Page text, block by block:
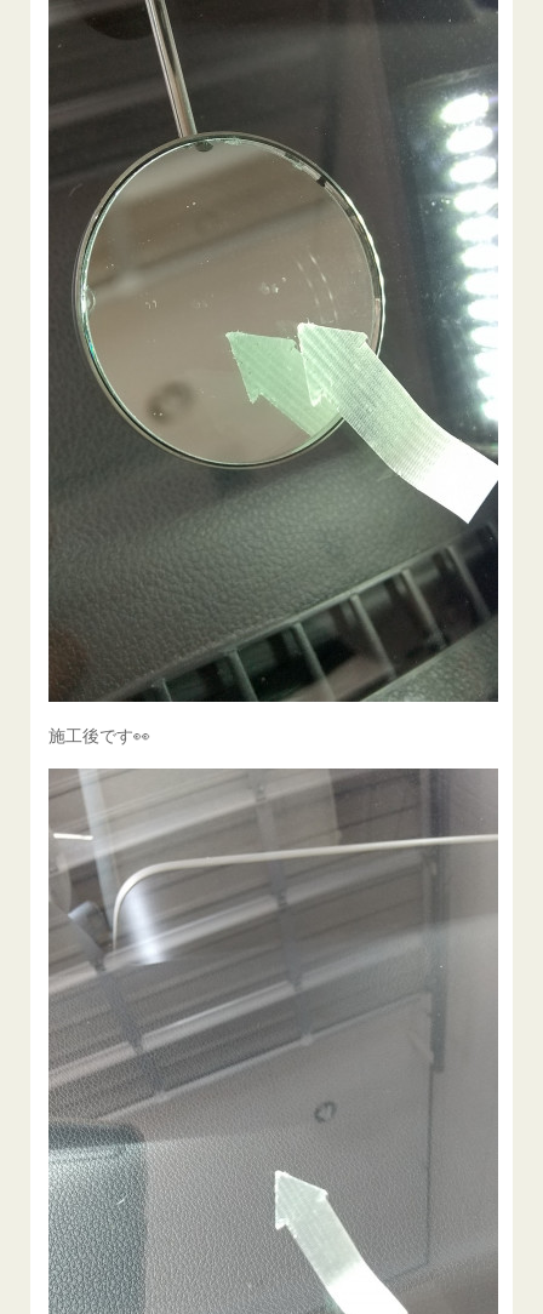
施工後です👀